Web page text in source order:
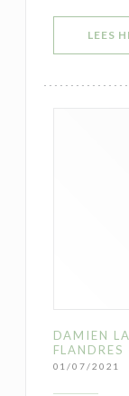
LEES
DAMIEN
01/07/2021